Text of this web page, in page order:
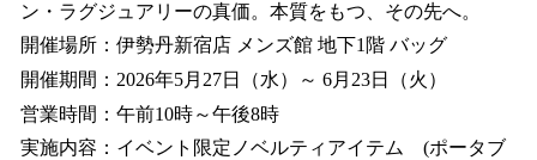
ン・ラグジュアリーの真価。本質をもつ、その先へ。
開催場所：伊勢丹新宿店 メンズ館 地下1階 バッグ
開催期間：2026年5月27日（水）～ 6月23日（火）
営業時間：午前10時～午後8時
実施内容：イベント限定ノベルティアイテム (ポータブ